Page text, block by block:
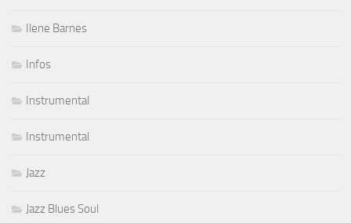
Ilene Barnes
Infos
Instrumental
Instrumental
Jazz
Jazz Blues Soul